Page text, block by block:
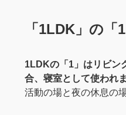
「1LDK」の
1LDKの「1」はリビン
合、寝室として使われま
活動の場と夜の休息の